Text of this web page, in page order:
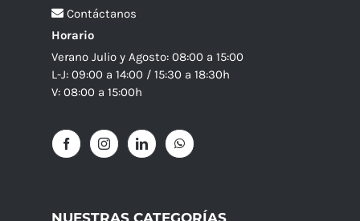
Contáctanos
Horario
Verano Julio y Agosto: 08:00 a 15:00
L-J: 09:00 a 14:00 / 15:30 a 18:30h
V: 08:00 a 15:00h
NUESTRAS CATEGORÍAS